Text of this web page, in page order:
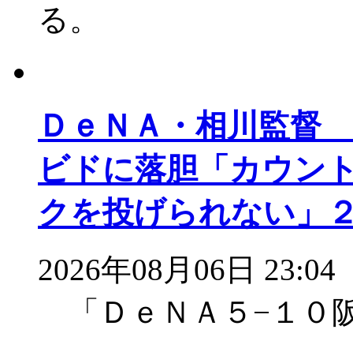
る。
ＤｅＮＡ・相川監督
ビドに落胆「カウン
クを投げられない」
2026年08月06日 23:04
「ＤｅＮＡ５−１０